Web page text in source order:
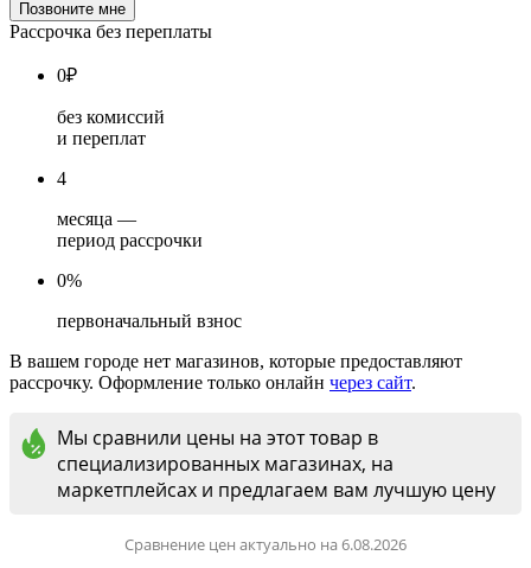
Рассрочка без переплаты
0₽
без комиссий
и переплат
4
месяца —
период рассрочки
0%
первоначальный взнос
В вашем городе нет магазинов, которые предоставляют
рассрочку. Оформление только онлайн через сайт.
Мы сравнили цены на этот товар в
специализированных магазинах, на
маркетплейсах и предлагаем вам лучшую цену
Сравнение цен актуально на 6.08.2026